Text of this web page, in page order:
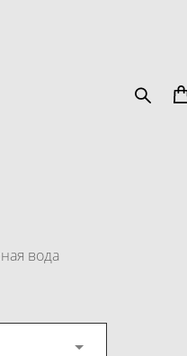
вода